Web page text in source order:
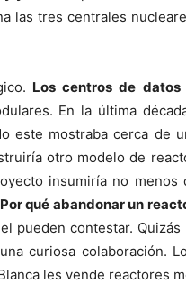
las tres centrales
Los centros de datos
En la última
este mostraba cerca de
otro modelo de
insumiría no
qué abandonar un
pueden contestar.
curiosa colaboración.
les vende reactores